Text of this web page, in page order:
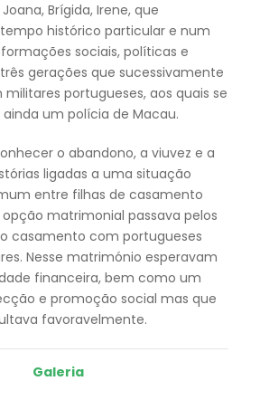
Brígida, Irene, que
histórico particular e num
sociais, políticas e
gerações que sucessivamente
portugueses, aos quais se
um polícia de Macau.
o abandono, a viuvez e a
ligadas a uma situação
entre filhas de casamento
matrimonial passava pelos
casamento com portugueses
Nesse matrimónio esperavam
financeira, bem como um
e promoção social mas que
favoravelmente.
Galeria